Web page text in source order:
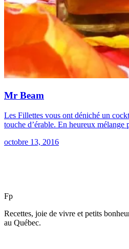
Mr Beam
Les Fillettes vous ont déniché un
touche d’érable. En heureux
octobre 13, 2016
Fp
Recettes, joie de vivre et petits
au Québec.